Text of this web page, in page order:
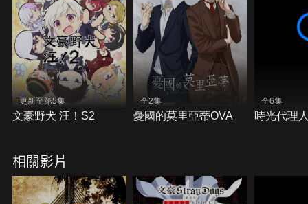
更新至第5集
文豪野犬 汪！S2
全2集
憂國的莫里亞蒂OVA
全6集
時光代理
相關影片